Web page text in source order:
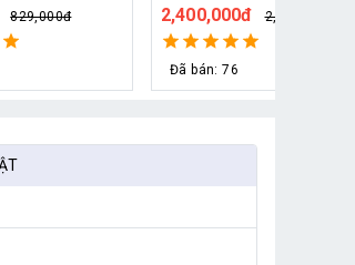
2,790,000đ 690,000đ 800,000đ
Đã bán: 80